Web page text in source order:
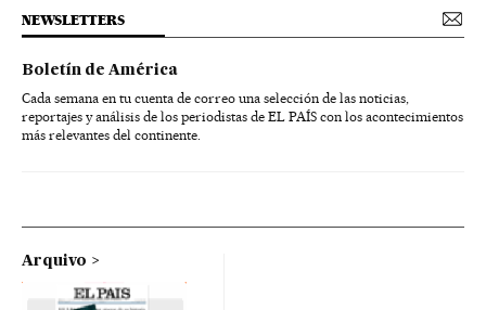
NEWSLETTERS
Boletín de América
Cada semana en tu cuenta de correo una selección de las noticias,
reportajes y análisis de los periodistas de EL PAÍS con los acontecimientos
más relevantes del continente.
Arquivo